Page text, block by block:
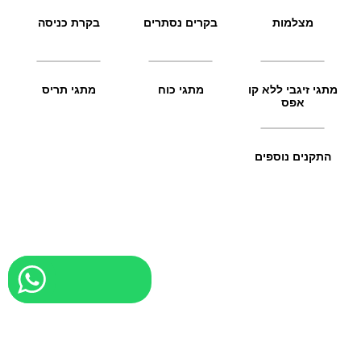
מצלמות בקרים נסתרים בקרת כניסה
מתגי זיגבי ללא קו
אפס
מתגי כוח מתגי תריס
התקנים נוספים